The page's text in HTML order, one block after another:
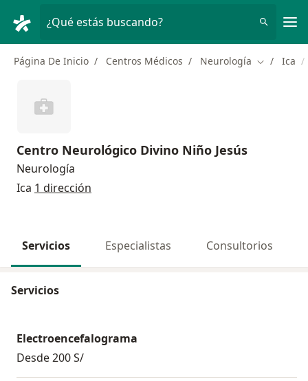
¿Qué estás buscando?
Página De Inicio Centros Médicos Neurología Cambiar
Ica
Centro Neurológico Divino Niño Jesús
Neurología
Ica 1 dirección
Servicios Especialistas Consultorios
Servicios
Electroencefalograma
Desde 200 S/